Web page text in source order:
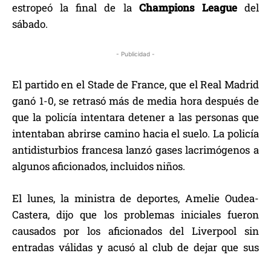
estropeó la final de la Champions Leaguedel
sábado.
- Publicidad -
El partido en el Stade de France, que el Real Madrid
ganó 1-0, se retrasó más de media hora después de
que la policía intentara detener a las personas que
intentaban abrirse camino hacia el suelo. La policía
antidisturbios francesa lanzó gases lacrimógenos a
algunos aficionados, incluidos niños.
El lunes, la ministra de deportes, Amelie Oudea-
Castera, dijo que los problemas iniciales fueron
causados por los aficionados del Liverpool sin
entradas válidas y acusó al club de dejar que sus